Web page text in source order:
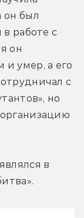
он был
работе с
он
и умер, а его
с
но
в